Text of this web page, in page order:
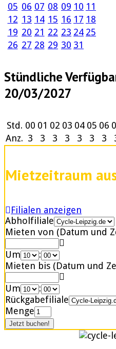
05 06 07 08 09 10 11
12 13 14 15 16 17 18
19 20 21 22 23 24 25
26 27 28 29 30 31
Stündliche
20/03/2027
Std. 00 01 02 03 04 05 06
Anz. 3 3 3 3 3 3 3
Mietzeitraum
Filialen anzeigen
Abholfiliale
Mieten von (Datum und
Um
:
Mieten bis (Datum und
Um
:
Rückgabefiliale
Menge